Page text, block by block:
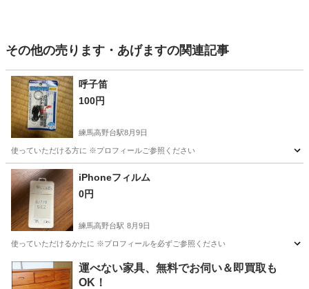
その他の売ります・あげますの関連記事
呼子笛
100円
練馬高野台駅8月9日
使っていただける方に ※プロフィールご参照ください
東京 練馬区
iPhoneフィルム
0円
練馬高野台駅 8月9日
使っていただけるかたに ※プロフィールを必ずご参照ください
東京 練馬区 練馬高野台駅 その他
運べない家具、無料でお伺い＆即買取も
OK！